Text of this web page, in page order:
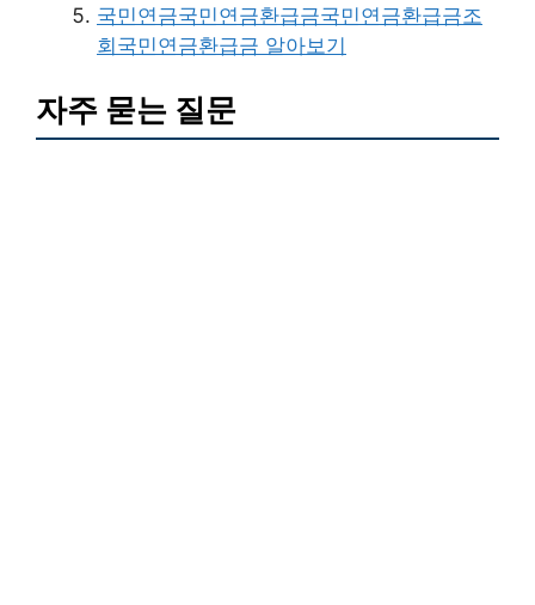
국민연금국민연금환급금국민연금환급금조
회국민연금환급금 알아보기
자주 묻는 질문